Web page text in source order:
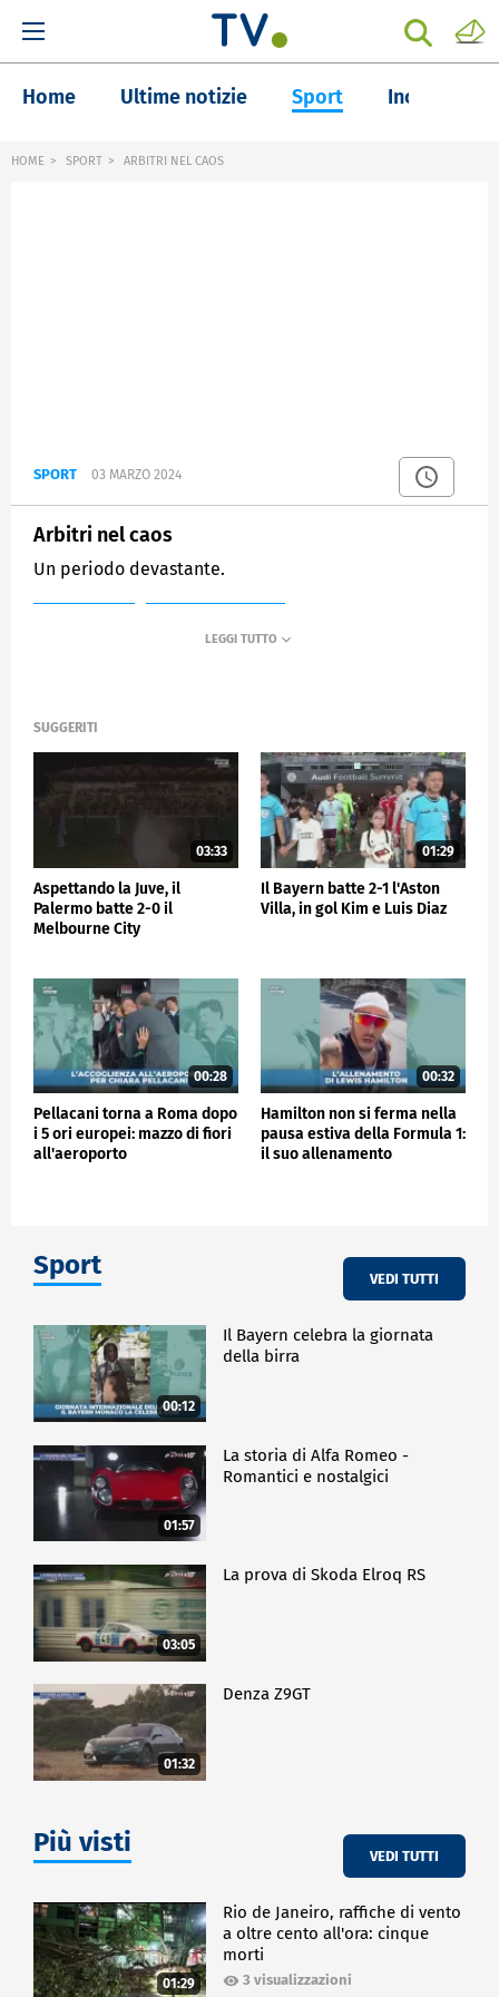
Home Ultime notizie Sport Inchieste
HOME SPORT ARBITRI NEL CAOS
SPORT 03 MARZO 2024
Arbitri nel caos
Un periodo devastante.
SUGGERITI
03:33
Aspettando la Juve, il
Palermo batte 2-0 il
Melbourne City
01:29
Il Bayern batte 2-1 l'Aston
Villa, in gol Kim e Luis Diaz
00:28
Pellacani torna a Roma dopo
i 5 ori europei: mazzo di fiori
all'aeroporto
00:32
Hamilton non si ferma nella
pausa estiva della Formula 1:
il suo allenamento
Sport VEDI TUTTI
00:12
Il Bayern celebra la giornata
della birra
01:57
La storia di Alfa Romeo -
Romantici e nostalgici
03:05
La prova di Skoda Elroq RS
01:32
Denza Z9GT
Più visti VEDI TUTTI
01:29
Rio de Janeiro, raffiche di vento
a oltre cento all'ora: cinque
morti
3 visualizzazioni